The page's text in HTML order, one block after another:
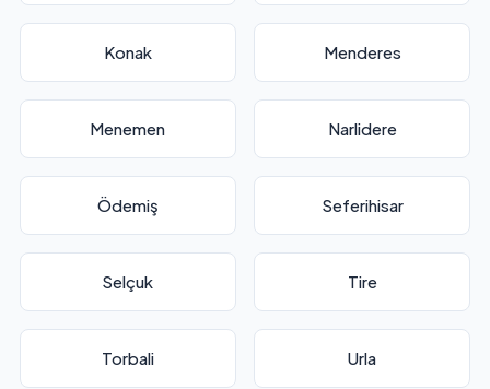
Konak Menderes
Menemen Narlidere
Ödemiş Seferihisar
Selçuk Tire
Torbali Urla